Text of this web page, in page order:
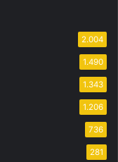
2.004
1.490
1.343
1.206
736
281